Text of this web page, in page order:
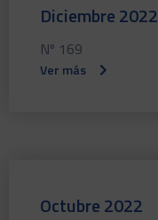
Diciembre 2022
Nº 169
Ver más
Octubre 2022